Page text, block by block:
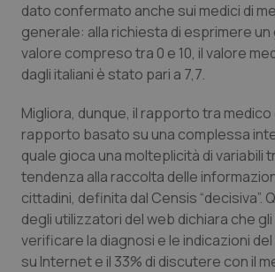
Lombardia
Marche
Molise
Piemonte
Provincia Autonoma di
Provincia Autonoma di Trento
Dolore
Donna & Salute
Epatiti
HIV
Infezioni & Febbre
Ipertensione & Scompenso
dato confermato anche sui medici di
generale: alla richiesta di esprimere un
valore compreso tra 0 e 10, il valore
dagli italiani è stato pari a 7,7.
Migliora, dunque, il rapporto tra medico
rapporto basato su una complessa
quale gioca una molteplicità di variabili
tendenza alla raccolta delle
cittadini, definita dal Censis “decisiva”.
degli utilizzatori del web dichiara che
verificare la diagnosi e le indicazioni
su Internet e il 33% di discutere con il